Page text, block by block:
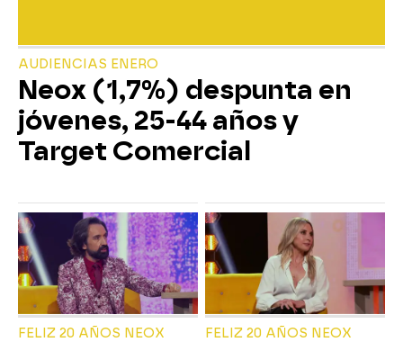
AUDIENCIAS ENERO
Neox (1,7%) despunta en
jóvenes, 25-44 años y
Target Comercial
FELIZ 20 AÑOS NEOX FELIZ 20 AÑOS NEOX